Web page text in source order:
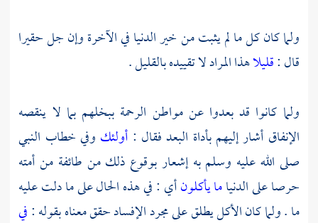
ولما كان كل ما لم يثبت من خير الدنيا في الآخرة وإن جل حقيرا
قال :قليلاهذا المراد لا تقييده بالقليل .
ولما كانوا قد بعدوا عن مواطن الرحمة ببخلهم بما لا ينقصه
الإنفاق أشار إليهم بأداة البعد فقال : أولئك وفي خطاب النبي
صلى الله عليه وسلم به إشعار بوقوع ذلك من طائفة من أمته
حرصا على الدنياما يأكلونأي : في هذه الحال على ما دلت عليه
ما . ولما كان الأكل يطلق على مجرد الإفساد حقق معناه بقوله :في